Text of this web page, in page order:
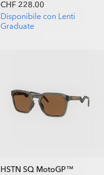
CHF 228.00
Disponibile con Lenti
Graduate
HSTN SQ MotoGP™